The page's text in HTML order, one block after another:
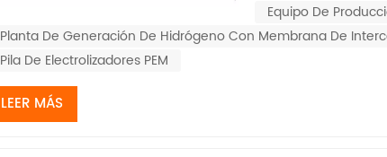
Equipo De
Planta De Generación De Hidrógeno Con Membrana De
Pila De Electrolizadores PEM
LEER MÁS